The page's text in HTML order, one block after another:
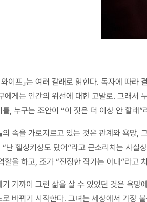
와이프』는 여러 갈래로 읽힌다. 독자에 따
에게는 인간의 위선에 대한 고발로. 그래서
를, 누구는 조안이 “이 짓은 더 이상 안 할래
』의 속을 가로지르고 있는 것은 관계와 욕
“난 헬싱키상도 탔어”라고 큰소리치는 사실
할을 하고, 조가 “진정한 작가는 아내”라고
기 가까이 그런 삶을 살 수 있었던 것은 욕망
로 바뀌기 시작한다. 그녀는 세상에서 가장